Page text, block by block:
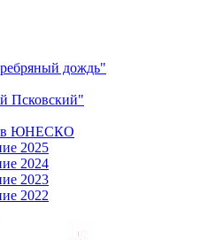
дождь"
Псковский"
в ЮНЕСКО
2025
2024
2023
2022